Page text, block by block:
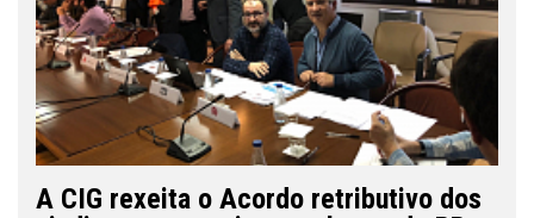
A CIG rexeita o Acordo retributivo dos